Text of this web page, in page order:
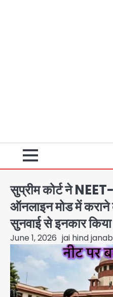
सुप्रीम कोर्ट ने
ऑनलाइन मोड में कराने
सुनवाई से इनकार किया
June 1, 2026 jai hind janab